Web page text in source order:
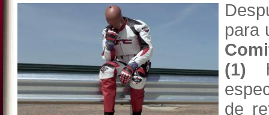
para
(1)
de